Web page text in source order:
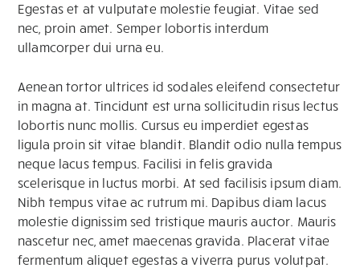
Egestas et at vulputate molestie feugiat. Vitae sed
nec, proin amet. Semper lobortis interdum
ullamcorper dui urna eu.
Aenean tortor ultrices id sodales eleifend consectetur
in magna at. Tincidunt est urna sollicitudin risus lectus
lobortis nunc mollis. Cursus eu imperdiet egestas
ligula proin sit vitae blandit. Blandit odio nulla tempus
neque lacus tempus. Facilisi in felis gravida
scelerisque in luctus morbi. At sed facilisis ipsum diam.
Nibh tempus vitae ac rutrum mi. Dapibus diam lacus
molestie dignissim sed tristique mauris auctor. Mauris
nascetur nec, amet maecenas gravida. Placerat vitae
fermentum aliquet egestas a viverra purus volutpat.